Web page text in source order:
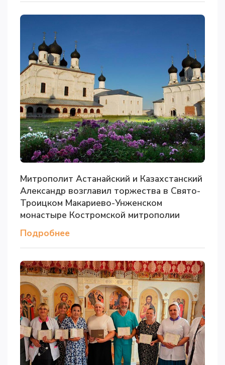
Митрополит Астанайский и Казахстанский
Александр возглавил торжества в Свято-
Троицком Макариево-Унженском
монастыре Костромской митрополии
Подробнее